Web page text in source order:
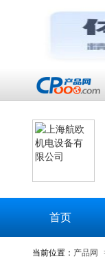
首页
当前位置： 产品网